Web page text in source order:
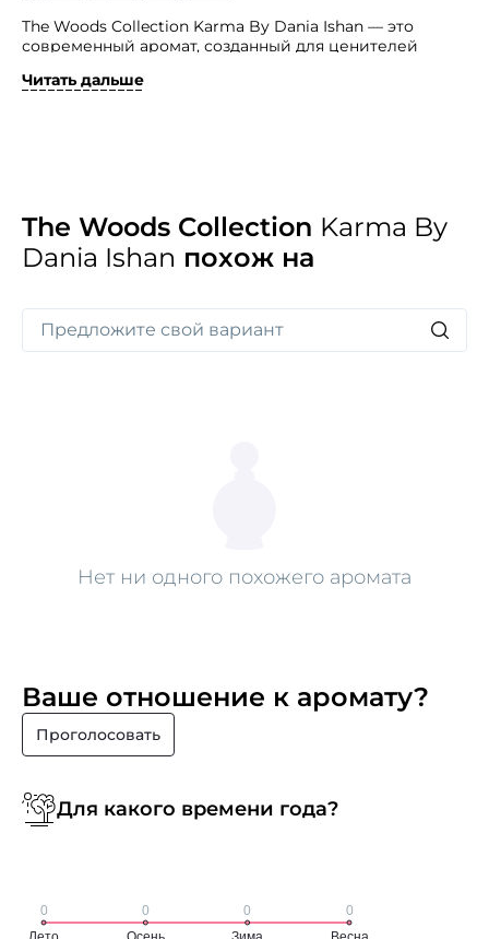
The Woods Collection Karma By Dania Ishan — это
современный аромат, созданный для ценителей
уникальность мужского или женского образа,
воспоминаниями, создавая атмосферу теплоты,
комфорта и внутреннего спокойствия. Погрузитесь
в мир таинственности и гармонии с данным
Читать дальше
The Woods Collection Karma By
Dania Ishan похож на
Нет ни одного похожего аромата
Ваше отношение к аромату?
Проголосовать
Для какого времени года?